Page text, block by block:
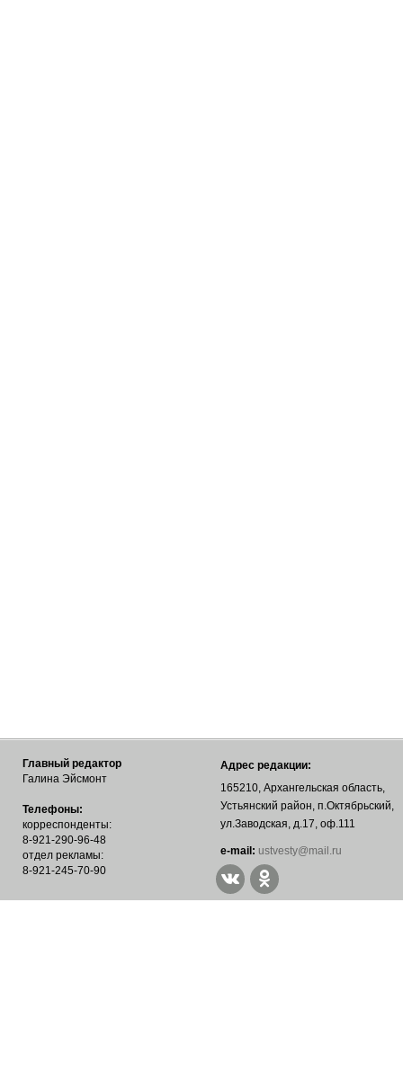
Главный редактор
Галина Эйсмонт
Телефоны:
корреспонденты:
8-921-290-96-48
отдел рекламы:
8-921-245-70-90
Адрес редакции:
165210, Архангельская область,
Устьянский район, п.Октябрьский,
ул.Заводская, д.17, оф.111
е-mail: ustvesty@mail.ru